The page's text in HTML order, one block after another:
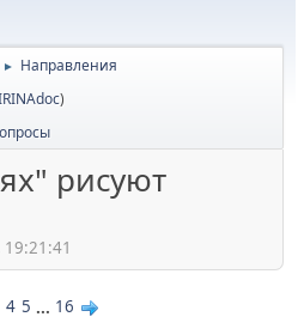
► Направления
)
рисуют
19:21:41
4 5 ... 16